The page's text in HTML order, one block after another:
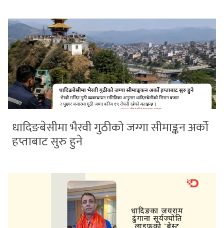
धादिङबेसीमा भैरवी गुठीको जग्गा सीमाङ्कन अर्को
हप्ताबाट सुरु हुने